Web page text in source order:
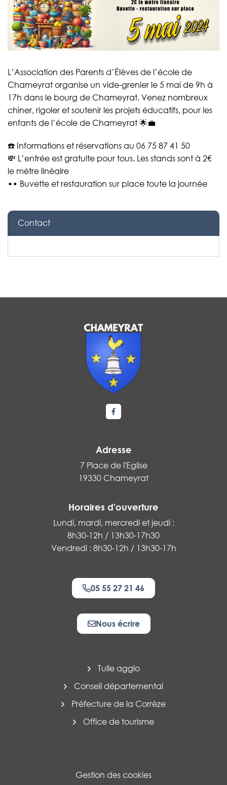
L’Association des Parents d’Élèves de l’école de
Chameyrat organise un vide-grenier le 5 mai de 9h à
17h dans le bourg de Chameyrat. Venez nombreux
chiner, rigoler et soutenir les projets éducatifs, pour les
enfants de l’école de Chameyrat 🌟💼
☎️ Informations et réservations au 06 75 87 41 50
💸 L’entrée est gratuite pour tous. Les stands sont à 2€
le mètre linéaire
•• Buvette et restauration sur place toute la journée
Contact
Lien vers le compte Facebook
Adresse
7 Place de l'Eglise
19330 Chameyrat
Horaires d'ouverture
Lundi, mardi, mercredi et jeudi :
8h30-12h / 13h30-17h30
Vendredi : 8h30-12h / 13h30-17h
05 55 27 21 46
Nous écrire
Tulle agglo
Conseil départemental
Préfecture de la Corrèze
Office de tourisme
Gestion des cookies